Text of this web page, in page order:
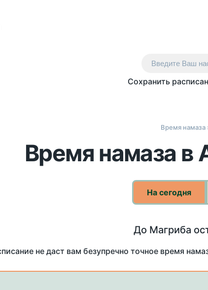
Введите Ваш
Сохранить
Время намаза
Время намаза в
На сегодня
До Магриба
не даст вам безупречно точное время